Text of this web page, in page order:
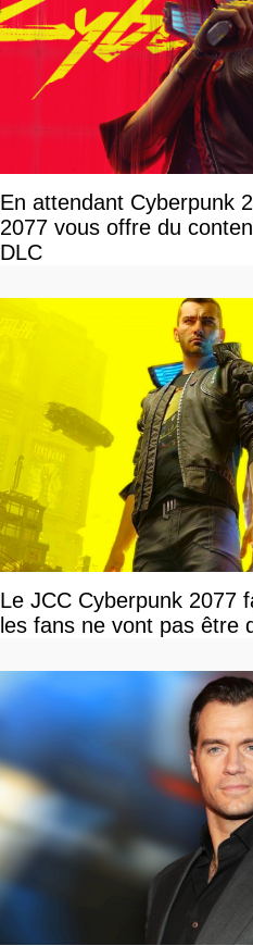
En attendant Cyberpunk
2077 vous offre du
DLC
Le JCC Cyberpunk 2077
les fans ne vont pas être